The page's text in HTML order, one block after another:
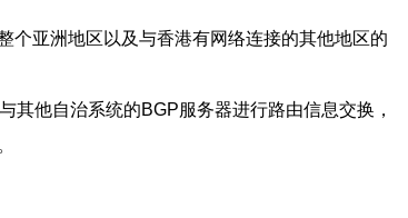
个亚洲地区以及与香港有网络连接的其他地区的
他自治系统的BGP服务器进行路由信息交换，